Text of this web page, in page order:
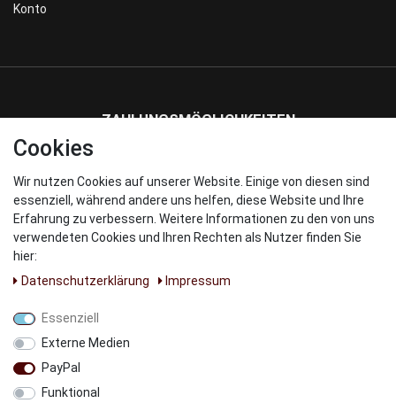
Konto
ZAHLUNGSMÖGLICHKEITEN
WIR VERSENDEN MIT
Cookies
Wir nutzen Cookies auf unserer Website. Einige von diesen sind
essenziell, während andere uns helfen, diese Website und Ihre
Erfahrung zu verbessern. Weitere Informationen zu den von uns
verwendeten Cookies und Ihren Rechten als Nutzer finden Sie
hier:
Daten­schutz­erklärung
Impressum
Essenziell
Externe Medien
PayPal
Funktional